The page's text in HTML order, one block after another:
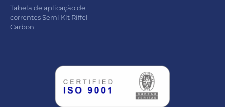
Tabela de aplicação de
correntes Semi Kit Riffel
Carbon